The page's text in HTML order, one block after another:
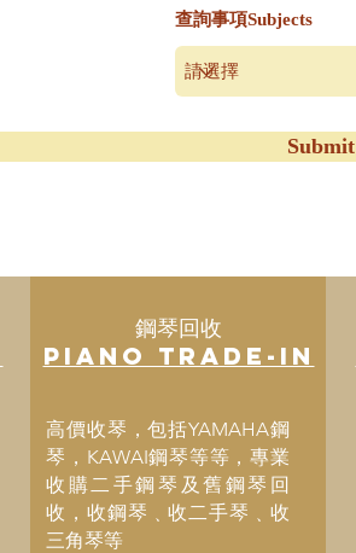
查詢事項Subjects
Submit
鋼琴回收
Piano Trade-in
高價收琴，包括YAMAHA鋼
琴，KAWAI鋼琴等等，專業
收購二手鋼琴及舊鋼琴回
收，收鋼琴﹑收二手琴﹑收
三角琴等